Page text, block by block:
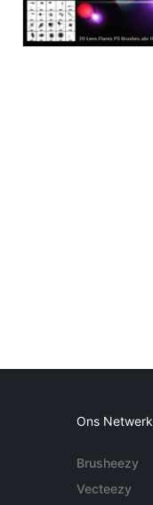
Ons Netwerk
Brusheezy
Vecteezy